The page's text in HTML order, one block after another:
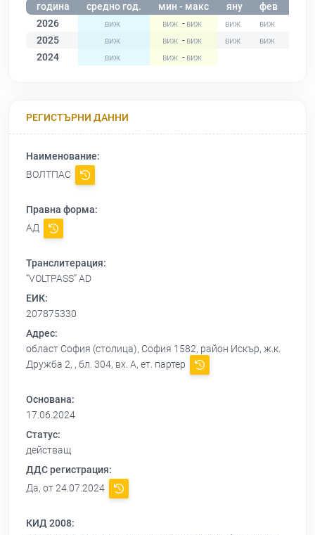
година средно год. мин - макс яну фев
2026
-
2025
-
2024
-
РЕГИСТЪРНИ ДАННИ
Наименование:
ВОЛТПАС
Правна форма:
АД
Транслитерация:
“VOLTPASS” AD
ЕИК:
207875330
Адрес:
област София (столица), София 1582, район Искър, ж.к.
Дружба 2, , бл. 304, вх. А, ет. партер
Основана:
17.06.2024
Статус:
действащ
ДДС регистрация:
Да, от 24.07.2024
КИД 2008: